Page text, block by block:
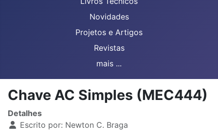
Novidades
Projetos e Artigos
Revistas
mais ...
Chave AC Simples (MEC444)
Detalhes
Escrito por: Newton C. Braga